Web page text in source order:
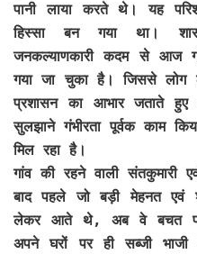
पानी लाया करते थे। यह
हिस्सा बन गया था।
जनकल्याणकारी कदम से आज
गया जा चुका है। जिससे लोग
प्रशासन का आभार जताते
सुलझाने गंभीरता पूर्वक काम
मिल रहा है।
गांव की रहने वाली
बाद पहले जो बड़ी मेहनत एवं
लेकर आते थे, अब वे बचत
अपने घरों पर ही सब्जी